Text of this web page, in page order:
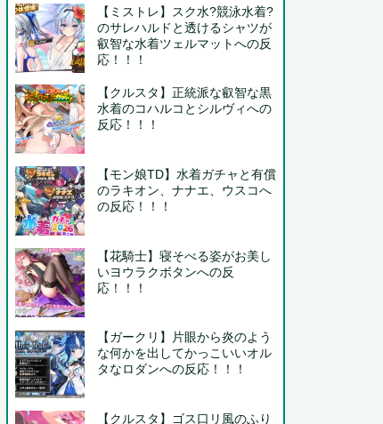
【ミストレ】スク水?競泳水着?
のサレハルドと透けるシャツが
叡智な水着ツェルマットへの反
応！！！
【クルスタ】正統派な叡智な黒
水着のコハルコとシルヴィへの
反応！！！
【モン娘TD】水着ガチャと有償
のラキオン、ナナエ、ウスコへ
の反応！！！
【花騎士】寝そべる姿がお美し
いヨウラクボタンへの反
応！！！
【ガークリ】片眼から炎のよう
な何かを出してかっこいいオル
タなロダンへの反応！！！
【クルスタ】ゴス口リ風のふり